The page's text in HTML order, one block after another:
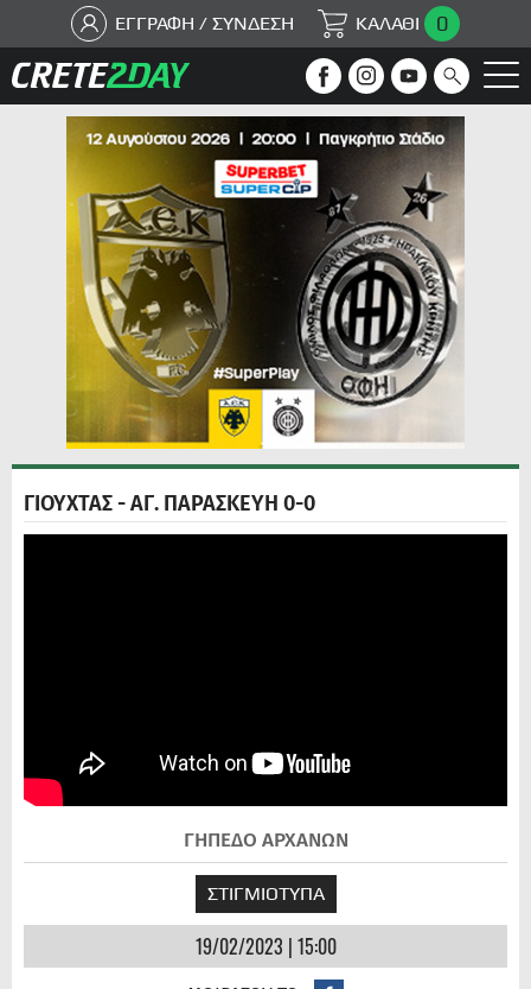
ΕΓΓΡΑΦΗ / ΣΥΝΔΕΣΗ ΚΑΛΑΘΙ 0
ΓΙΟΥΧΤΑΣ - ΑΓ. ΠΑΡΑΣΚΕΥΗ 0-0
ΓΗΠΕΔΟ ΑΡΧΑΝΩΝ
ΣΤΙΓΜΙΟΤΥΠΑ
19/02/2023 | 15:00